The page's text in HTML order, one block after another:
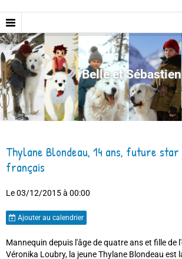
Belle et Sébastien
Thylane Blondeau, 14 ans, future star
français
Le 03/12/2015à 00:00
Ajouter au calendrier
Mannequin depuis l'âge de quatre ans et fille de
Véronika Loubry, la jeune Thylane Blondeau est